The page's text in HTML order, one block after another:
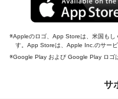
Appleのロゴ、App Storeは、米国も
す。App Storeは、Apple Inc.のサービ
Google Play および Google Play ロゴ
サ